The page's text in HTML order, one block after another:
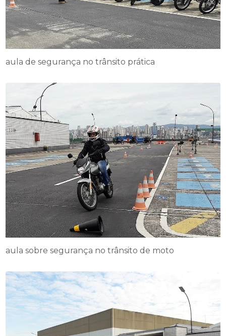
aula de segurança no trânsito prática
aula sobre segurança no trânsito de moto